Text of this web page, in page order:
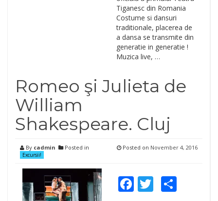
Tiganesc din Romania
Costume si dansuri
traditionale, placerea de
a dansa se transmite din
generatie in generatie !
Muzica live, …
Romeo şi Julieta de
William
Shakespeare. Cluj
By cadmin Posted in
Excursii!
Posted on November 4, 2016
Facebook
TwitterShare